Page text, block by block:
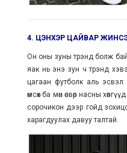
4. ЦЭНХЭР ЦАЙВАР
Он оны зуны трэнд болж
яак нь энэ зун ч трэнд
цагаан футболк аль эсвэл
өмсөх ба мөн өсвөр насны
сорочикон дээр гойд
харагдуулах давуу талтай.